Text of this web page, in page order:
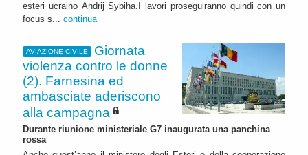
esteri ucraino Andrij Sybiha.I lavori proseguiranno quindi con un
focus s... continua
AVIAZIONE CIVILE
Giornata
violenza contro le donne
(2). Farnesina ed
ambasciate aderiscono
alla campagna
Durante riunione ministeriale G7 inaugurata una panchina
rossa